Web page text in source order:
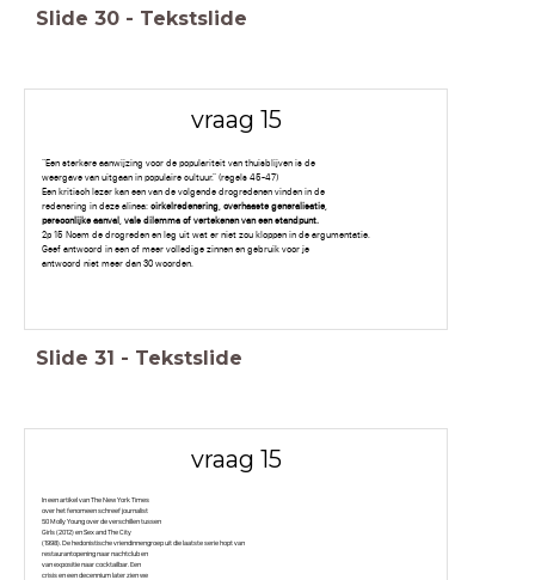
Slide 30 - Tekstslide
vraag 15
“Een sterkere aanwijzing voor de populariteit van thuisblijven is de
weergave van uitgaan in populaire cultuur.” (regels 45-47)
Een kritisch lezer kan een van de volgende drogredenen vinden in de
redenering in deze alinea: cirkelredenering, overhaaste generalisatie,
persoonlijke aanval, vals dilemma of vertekenen van een standpunt.
2p 15 Noem de drogreden en leg uit wat er niet zou kloppen in de argumentatie.
Geef antwoord in een of meer volledige zinnen en gebruik voor je
antwoord niet meer dan 30 woorden.
Slide 31 - Tekstslide
vraag 15
In een artikel van The New York Times
over het fenomeen schreef journalist
50 Molly Young over de verschillen tussen
Girls (2012) en Sex and The City
(1998). De hedonistische vriendinnengroep uit die laatste serie hopt van
restaurantopening naar nachtclub en
van expositie naar cocktailbar. Een
crisis en een decennium later zien we